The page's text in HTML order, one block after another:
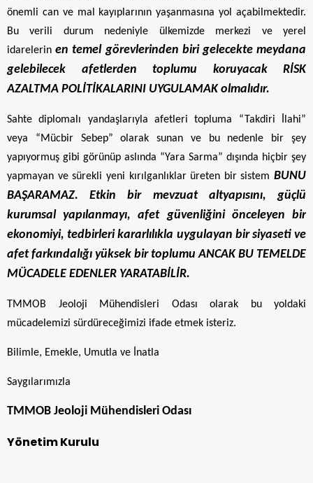
önemli can ve mal kayıplarının yaşanmasına yol açabilmektedir.
Bu verili durum nedeniyle ülkemizde merkezi ve yerel
idarelerinen temel görevlerinden biri gelecekte meydana
gelebilecek afetlerden toplumu koruyacak RİSK
AZALTMA POLİTİKALARINI UYGULAMAK olmalıdır.
Sahte diplomalı yandaşlarıyla afetleri topluma “Takdiri İlahi”
veya “Mücbir Sebep” olarak sunan ve bu nedenle bir şey
yapıyormuş gibi görünüp aslında “Yara Sarma” dışında hiçbir şey
yapmayan ve sürekli yeni kırılganlıklar üreten bir sistem BUNU
BAŞARAMAZ. Etkin bir mevzuat altyapısını, güçlü
kurumsal yapılanmayı, afet güvenliğini önceleyen bir
ekonomiyi, tedbirleri kararlılıkla uygulayan bir siyaseti ve
afet farkındalığı yüksek bir toplumu ANCAK BU TEMELDE
MÜCADELE EDENLER YARATABİLİR.
TMMOB Jeoloji Mühendisleri Odası olarak bu yoldaki
mücadelemizi sürdüreceğimizi ifade etmek isteriz.
Bilimle, Emekle, Umutla ve İnatla
Saygılarımızla
TMMOB Jeoloji Mühendisleri Odası
Yönetim Kurulu